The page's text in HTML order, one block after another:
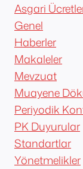
Asgari
Genel
Haberler
Makaleler
Mevzuat
Muayene
Periyodik
PK Duyurular
Standartlar
Yönetmelikler